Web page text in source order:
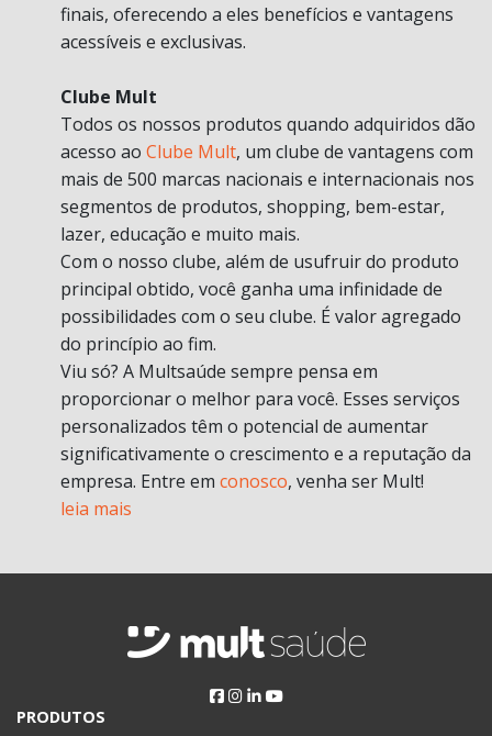
finais, oferecendo a eles benefícios e vantagens
acessíveis e exclusivas.
Clube Mult
Todos os nossos produtos quando adquiridos dão
acesso ao Clube Mult, um clube de vantagens com
mais de 500 marcas nacionais e internacionais nos
segmentos de produtos, shopping, bem-estar,
lazer, educação e muito mais.
Com o nosso clube, além de usufruir do produto
principal obtido, você ganha uma infinidade de
possibilidades com o seu clube. É valor agregado
do princípio ao fim.
Viu só? A Multsaúde sempre pensa em
proporcionar o melhor para você. Esses serviços
personalizados têm o potencial de aumentar
significativamente o crescimento e a reputação da
empresa. Entre em conosco, venha ser Mult!
leia mais
PRODUTOS